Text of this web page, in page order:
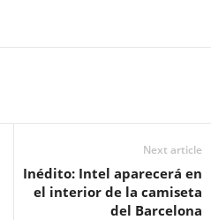
Next article
Inédito: Intel aparecerá en
el interior de la camiseta
del Barcelona